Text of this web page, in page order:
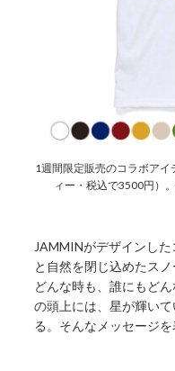
1週間限定販売のコラボア
ィー・税込で3500円）
JAMMINがデザインし
と自然を閉じ込めたス
どんな時も、誰にもど
の頭上には、星が輝い
る。そんなメッセージを